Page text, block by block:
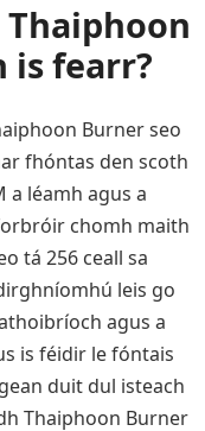
is fearr?
Burner seo
fhóntas den scoth
a léamh agus a
chomh maith
tá 256 ceall sa
leis go
agus a
is féidir le fóntais
duit dul isteach
Thaiphoon Burner